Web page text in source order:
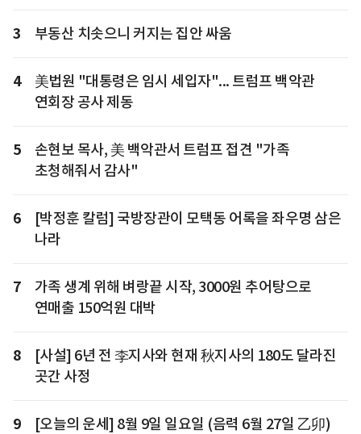
3 부동산 치솟으니 커지는 집안 싸움
4
美법원 "대통령은 임시 세입자"... 트럼프 백악관
연회장 공사 제동
5
손현보 목사, 美 백악관서 트럼프 접견 "가족
초청해줘서 감사"
6
[박정훈 칼럼] 국방장관이 모택동 어록을 좌우명 삼은
나라
7
가족 생계 위해 벼랑끝 시작, 3000원 추어탕으로
연매출 150억원 대박
8
[사설] 6년 전 李지사와 현재 秋지사의 180도 달라진
곳간 사정
9 [오늘의 운세] 8월 9일 일요일 (음력 6월 27일 乙卯)